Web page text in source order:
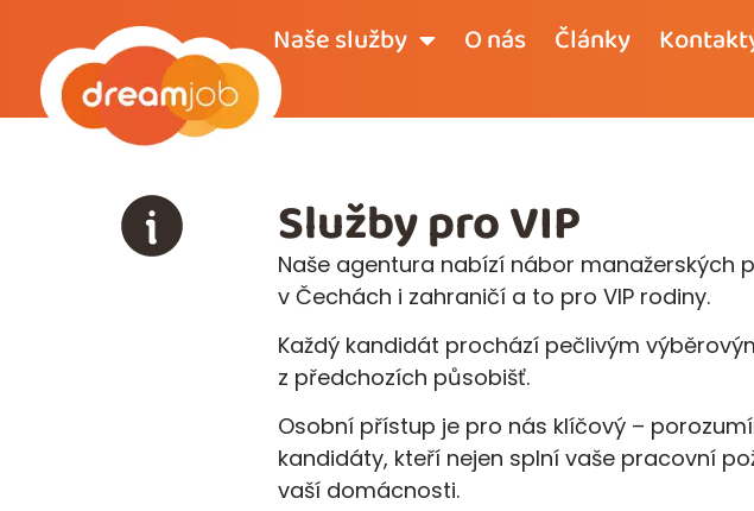
Naše služby O nás Články
Služby pro VIP
Naše agentura nabízí nábor
v Čechách i zahraničí a to pro VIP rodiny.
Každý kandidát prochází pečlivým
z předchozích působišť.
Osobní přístup je pro nás klíčový –
kandidáty, kteří nejen splní vaše pracovní
vaší domácnosti.